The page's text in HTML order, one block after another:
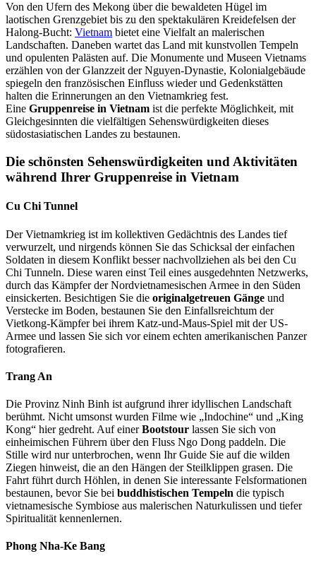
Von den Ufern des Mekong über die bewaldeten Hügel im
laotischen Grenzgebiet bis zu den spektakulären Kreidefelsen der
Halong-Bucht: Vietnam bietet eine Vielfalt an malerischen
Landschaften. Daneben wartet das Land mit kunstvollen Tempeln
und opulenten Palästen auf. Die Monumente und Museen Vietnams
erzählen von der Glanzzeit der Nguyen-Dynastie, Kolonialgebäude
spiegeln den französischen Einfluss wieder und Gedenkstätten
halten die Erinnerungen an den Vietnamkrieg fest.
Eine Gruppenreise in Vietnam ist die perfekte Möglichkeit, mit
Gleichgesinnten die vielfältigen Sehenswürdigkeiten dieses
südostasiatischen Landes zu bestaunen.
Die schönsten Sehenswürdigkeiten und Aktivitäten
während Ihrer Gruppenreise in Vietnam
Cu Chi Tunnel
Der Vietnamkrieg ist im kollektiven Gedächtnis des Landes tief
verwurzelt, und nirgends können Sie das Schicksal der einfachen
Soldaten in diesem Konflikt besser nachvollziehen als bei den Cu
Chi Tunneln. Diese waren einst Teil eines ausgedehnten Netzwerks,
durch das Kämpfer der Nordvietnamesischen Armee in den Süden
einsickerten. Besichtigen Sie die originalgetreuen Gänge und
Verstecke im Boden, bestaunen Sie den Einfallsreichtum der
Vietkong-Kämpfer bei ihrem Katz-und-Maus-Spiel mit der US-
Armee und lassen Sie sich vor einem echten amerikanischen Panzer
fotografieren.
Trang An
Die Provinz Ninh Binh ist aufgrund ihrer idyllischen Landschaft
berühmt. Nicht umsonst wurden Filme wie „Indochine“ und „King
Kong“ hier gedreht. Auf einer Bootstour lassen Sie sich von
einheimischen Führern über den Fluss Ngo Dong paddeln. Die
Stille wird nur unterbrochen, wenn Ihr Guide Sie auf die wilden
Ziegen hinweist, die an den Hängen der Steilklippen grasen. Die
Fahrt führt durch Höhlen, in denen Sie interessante Felsformationen
bestaunen, bevor Sie bei buddhistischen Tempeln die typisch
vietnamesische Symbiose aus malerischen Naturkulissen und tiefer
Spiritualität kennenlernen.
Phong Nha-Ke Bang